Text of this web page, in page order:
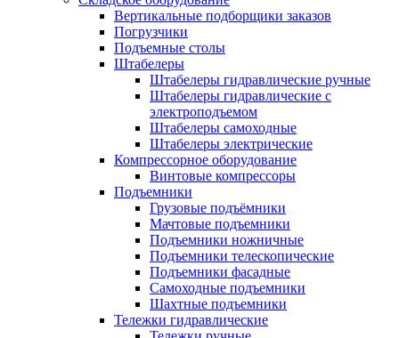
Вертикальные подборщики заказов
Погрузчики
Подъемные столы
Штабелеры
Штабелеры гидравлические ручные
Штабелеры гидравлические с
электроподъемом
Штабелеры самоходные
Штабелеры электрические
Компрессорное оборудование
Винтовые компрессоры
Подъемники
Грузовые подъёмники
Мачтовые подъемники
Подъемники ножничные
Подъемники телескопические
Подъемники фасадные
Самоходные подъемники
Шахтные подъемники
Тележки гидравлические